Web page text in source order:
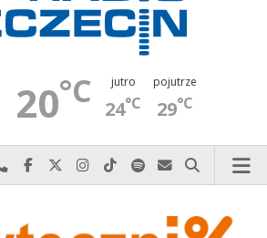
20°C jutro
24°C
pojutrze
29°C
Najlepiej po prostu do nas zadzwoń
Odwiedź nas na Facebook-u
Odwiedź nas na X
Odwiedź nas na Instagram-ie
Odwiedź nas na TikTok-u
Szukaj nas na Spotify
Wyślij do nas
Szukaj